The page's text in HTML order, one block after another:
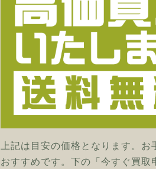
上記は目安の価格となります。
おすすめです。下の「今すぐ買取